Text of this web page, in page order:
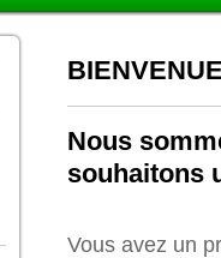
Nous
souhaitons
Vous avez un